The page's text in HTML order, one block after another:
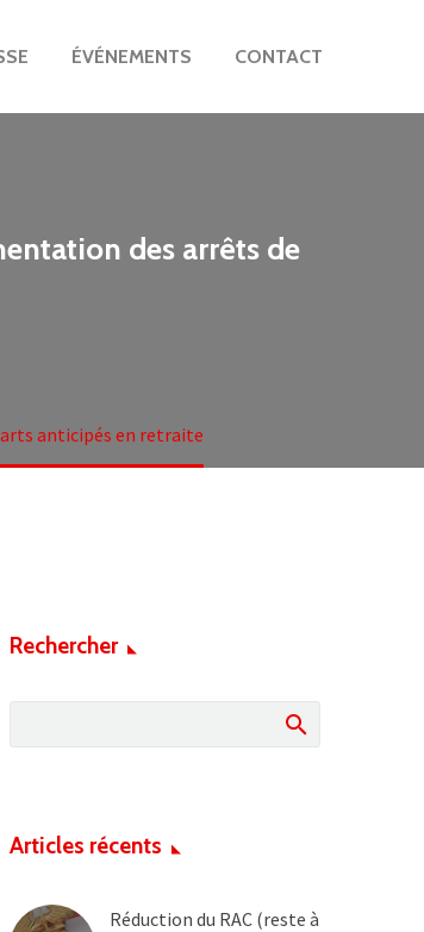
ÉVÉNEMENTS CONTACT
des arrêts de
anticipés en retraite
Rechercher
Articles récents
Réduction du RAC (reste à